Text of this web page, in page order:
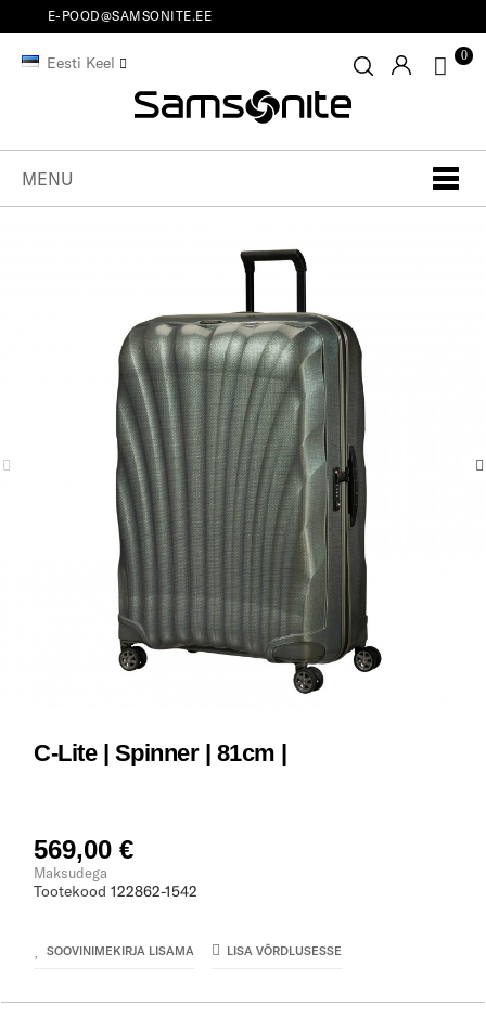
E-POOD@SAMSONITE.EE
Eesti Keel 0
MENU
C-Lite | Spinner | 81cm |
569,00 €
Maksudega
Tootekood 122862-1542
SOOVINIMEKIRJA LISAMA LISA VÕRDLUSESSE